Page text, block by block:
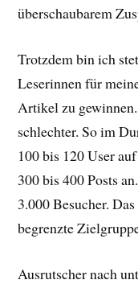
überschaubarem
Trotzdem bin ich
Leserinnen für
Artikel zu
schlechter. So im
100 bis 120 User
300 bis 400 Posts
3.000 Besucher.
begrenzte
Ausrutscher nach